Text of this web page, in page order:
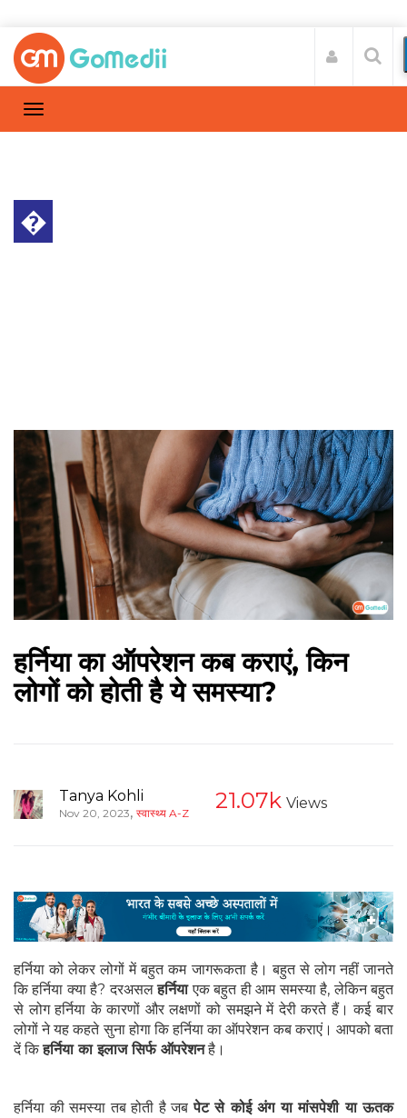
�
हर्निया का ऑपरेशन कब कराएं, किन
लोगों को होती है ये समस्या?
Tanya Kohli
Nov 20, 2023, स्वास्थ्य A-Z 21.07k Views
हर्निया को लेकर लोगों में बहुत कम जागरूकता है। बहुत से लोग नहीं जानते
कि हर्निया क्या है? दरअसलहर्नियाएक बहुत ही आम समस्या है, लेकिन बहुत
से लोग हर्निया के कारणों और लक्षणों को समझने में देरी करते हैं। कई बार
लोगों ने यह कहते सुना होगा कि हर्निया का ऑपरेशन कब कराएं। आपको बता
दें किहर्निया का इलाज सिर्फ ऑपरेशनहै।
हर्निया की समस्या तब होती है जबपेट से कोई अंग या मांसपेशी या ऊतक